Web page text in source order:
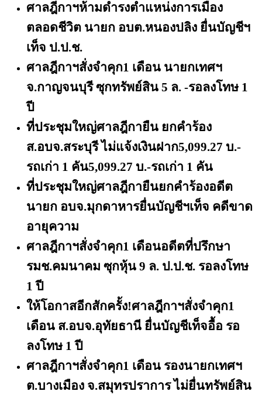
ศาลฎีกาฯห้ามดำรงตำแหน่งการเมือง
ตลอดชีวิต นายก อบต.หนองปลิง ยื่นบัญชีฯ
เท็จ ป.ป.ช.
ศาลฎีกาฯสั่งจำคุก1 เดือน นายกเทศฯ
จ.กาญจนบุรี ซุกทรัพย์สิน 5 ล. -รอลงโทษ 1
ปี
ที่ประชุมใหญ่ศาลฎีกายืน ยกคำร้อง
ส.อบจ.สระบุรี ไม่แจ้งเงินฝาก5,099.27 บ.-
รถเก่า 1 คัน5,099.27 บ.-รถเก่า 1 คัน
ที่ประชุมใหญ่ศาลฎีกายืนยกคำร้องอดีต
นายก อบจ.มุกดาหารยื่นบัญชีฯเท็จ คดีขาด
อายุความ
ศาลฎีกาฯสั่งจําคุก1 เดือนอดีตที่ปรึกษา
รมช.คมนาคม ซุกหุ้น 9 ล. ป.ป.ช. รอลงโทษ
1 ปี
ให้โอกาสอีกสักครั้ง!ศาลฎีกาฯสั่งจําคุก1
เดือน ส.อบจ.อุทัยธานี ยื่นบัญชีเท็จอื้อ รอ
ลงโทษ 1 ปี
ศาลฎีกาฯสั่งจำคุก1 เดือน รองนายกเทศฯ
ต.บางเมือง จ.สมุทรปราการ ไม่ยื่นทรัพย์สิน